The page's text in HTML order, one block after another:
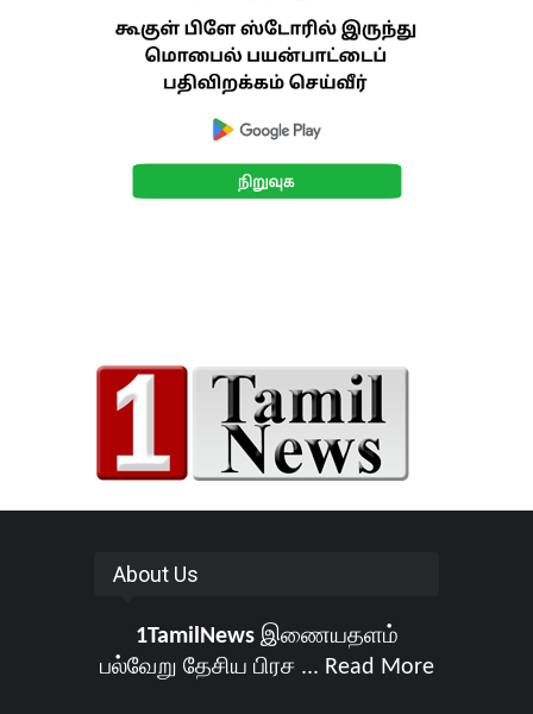
About Us
1TamilNewsஇணையதளம்
பல்வேறு தேசிய பிரச ... Read More